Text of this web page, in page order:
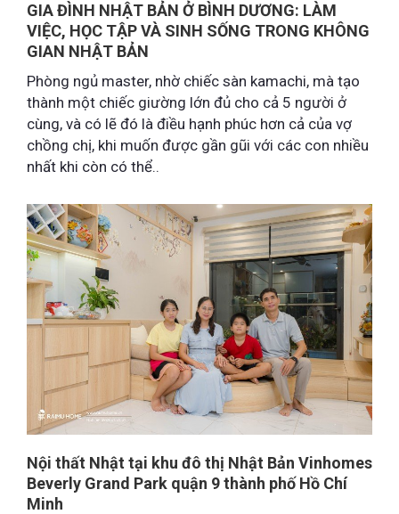
GIA ĐÌNH NHẬT BẢN Ở BÌNH DƯƠNG: LÀM
VIỆC, HỌC TẬP VÀ SINH SỐNG TRONG KHÔNG
GIAN NHẬT BẢN
Phòng ngủ master, nhờ chiếc sàn kamachi, mà tạo
thành một chiếc giường lớn đủ cho cả 5 người ở
cùng, và có lẽ đó là điều hạnh phúc hơn cả của vợ
chồng chị, khi muốn được gần gũi với các con nhiều
nhất khi còn có thể..
Nội thất Nhật tại khu đô thị Nhật Bản Vinhomes
Beverly Grand Park quận 9 thành phố Hồ Chí
Minh